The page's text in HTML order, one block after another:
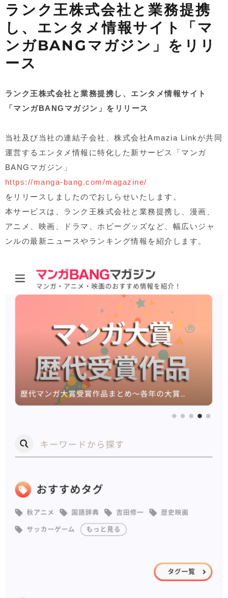
ランク王株式会社と業務提携
し、エンタメ情報サイト「マ
ンガBANGマガジン」をリリ
ース
ランク王株式会社と業務提携し、エンタメ情報サイト
「マンガBANGマガジン」をリリース
当社及び当社の連結子会社、株式会社Amazia Link が共同
運営するエンタメ情報に特化した新サービス「マンガ
BANG マガジン」
https://manga-bang.com/magazine/
をリリースしましたのでおしらせいたします。
本サービスは、ランク王株式会社と業務提携し、漫画、
アニメ、映画、ドラマ、ホビーグッズなど、幅広いジャ
ンルの最新ニュースやランキング情報を紹介します。